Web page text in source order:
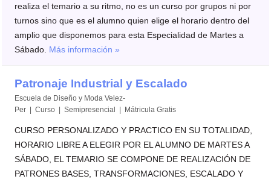
realiza el temario a su ritmo, no es un curso por grupos ni por
turnos sino que es el alumno quien elige el horario dentro del
amplio que disponemos para esta Especialidad de Martes a
Sábado. Más información »
Patronaje Industrial y Escalado
Escuela de Diseño y Moda Velez-
Per | Curso | Semipresencial |
Mátricula Gratis
CURSO PERSONALIZADO Y PRACTICO EN SU TOTALIDAD,
HORARIO LIBRE A ELEGIR POR EL ALUMNO DE MARTES A
SÁBADO, EL TEMARIO SE COMPONE DE REALIZACIÓN DE
PATRONES BASES, TRANSFORMACIONES, ESCALADO Y